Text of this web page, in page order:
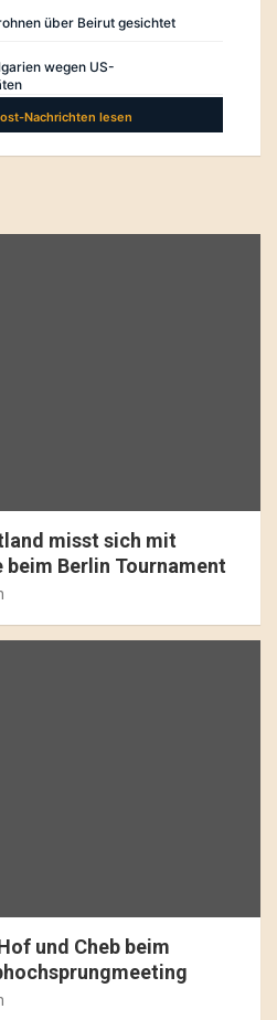
misst sich mit
Berlin Tournament
und Cheb beim